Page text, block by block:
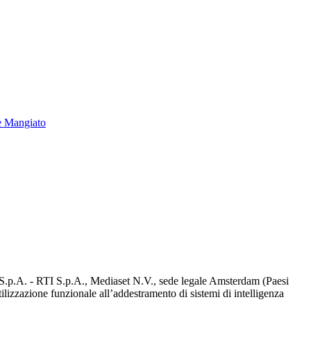
Mangiato
- RTI S.p.A., Mediaset N.V., sede legale Amsterdam (Paesi
funzionale all’addestramento di sistemi di intelligenza